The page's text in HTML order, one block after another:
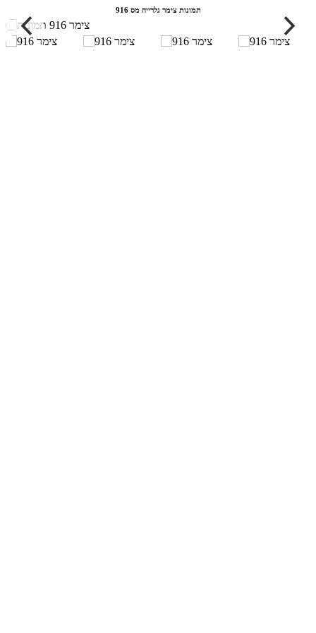
תמונות צימר גלרייה מס 916